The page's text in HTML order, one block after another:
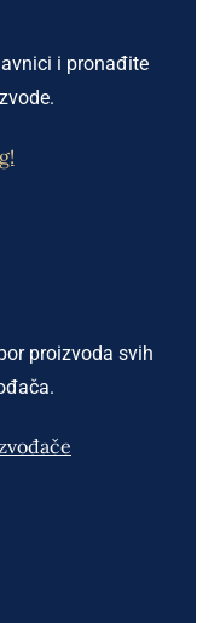
i pronađite
proizvoda svih